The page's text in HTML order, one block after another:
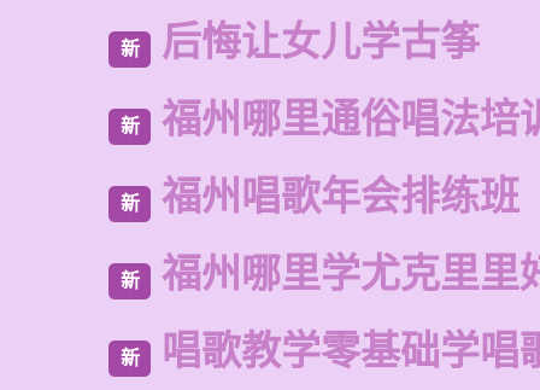
新 后悔让女儿学古筝
新 福州哪里通俗唱法培
新 福州唱歌年会排练班
新 福州哪里学尤克里里
新 唱歌教学零基础学唱